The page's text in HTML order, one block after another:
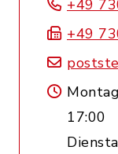
+49
+49
17:00